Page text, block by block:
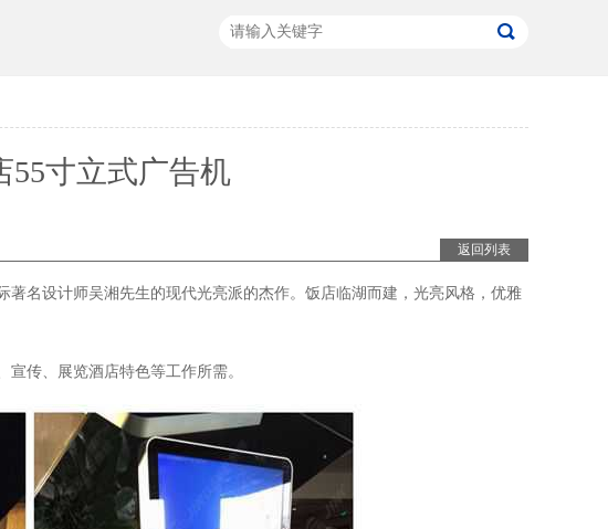
55寸立式广告机
返回列表
名设计师吴湘先生的现代光亮派的杰作。饭店临湖而建，光亮风格，优雅
传、展览酒店特色等工作所需。